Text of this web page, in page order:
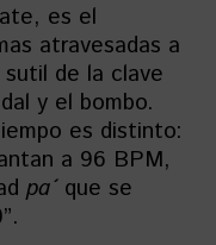
es el
atravesadas a
de la clave
y el bombo.
es distinto:
a 96 BPM,
pa´que se